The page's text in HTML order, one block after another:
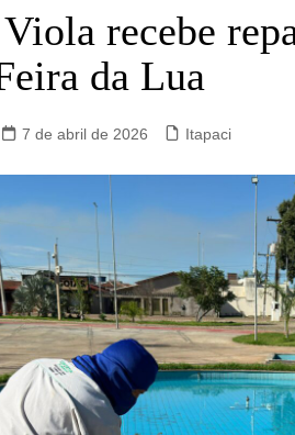
Campinorte
Campos Verdes
Estrela do Norte
Goianésia
Goiânia
Guarinos
Hidrolina
recebe
da Lua
7 de abril de 2026 Itapaci